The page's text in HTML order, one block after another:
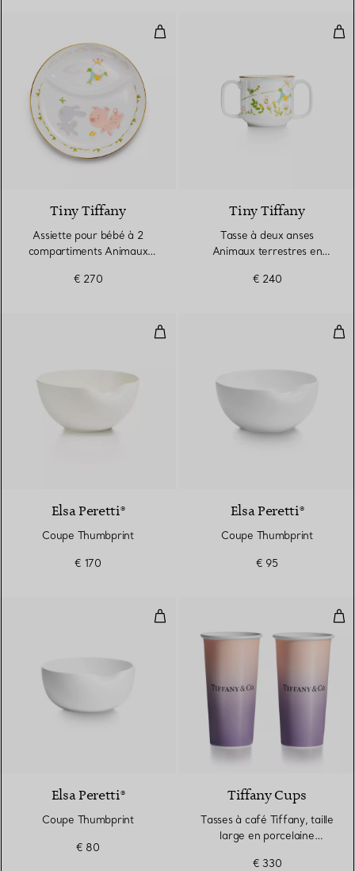
Assiette pour bébé à 2
Tiny Tiffany
Assiette pour bébé à 2
compartiments Animaux
€ 270
Tiny Tiffany
Tasse à deux anses
Animaux terrestres en
€ 240
Coupe Thumbprint
Elsa Peretti®
Coupe Thumbprint
€ 170
Elsa Peretti®
Coupe Thumbprint
€ 95
Coupe Thumbprint
Elsa Peretti®
Coupe Thumbprint
€ 80
Tiffany Cups
Tasses à café Tiffany, taille
large en porcelaine
€ 330